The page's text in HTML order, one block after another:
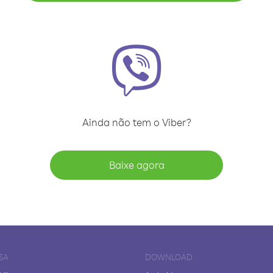
Ainda não tem o Viber?
Baixe agora
DOWNLOAD